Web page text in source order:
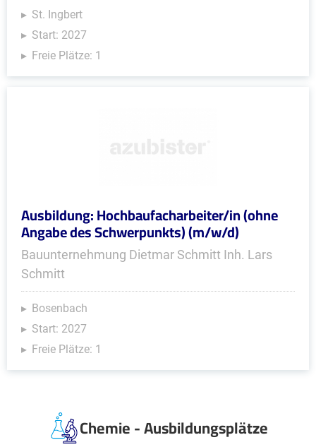
St. Ingbert
Start: 2027
Freie Plätze: 1
Ausbildung: Hochbaufacharbeiter/in (ohne
Angabe des Schwerpunkts) (m/w/d)
Bauunternehmung Dietmar Schmitt Inh. Lars
Schmitt
Bosenbach
Start: 2027
Freie Plätze: 1
Chemie - Ausbildungsplätze